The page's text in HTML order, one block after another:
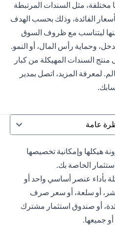
مختلفة، مثل السندات المرتبطة
الفائدة، وذلك بحسب الهدف
ليتناسب مع ظروف السوق
وحماية رأس المال، أو النمو.
السندات المهيكلة من كبار
لمعرفة المزيد، اتصل بمدير
عامة
هيكلها وإمكانية تخصيصها
الخاصة بك.
بأداء عنصر أساسي واحد أو
أو سلعة، أو سعر صرف
أو صندوق استثمار مشترك
جميعها.